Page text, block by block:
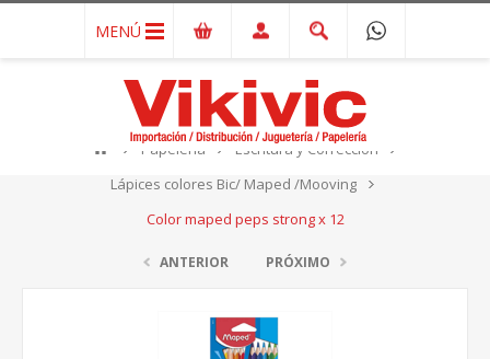
MENÚ
Papelería
Escritura y Corrección
Lápices colores Bic/ Maped /Mooving
Color maped peps strong x 12
ANTERIOR PRÓXIMO